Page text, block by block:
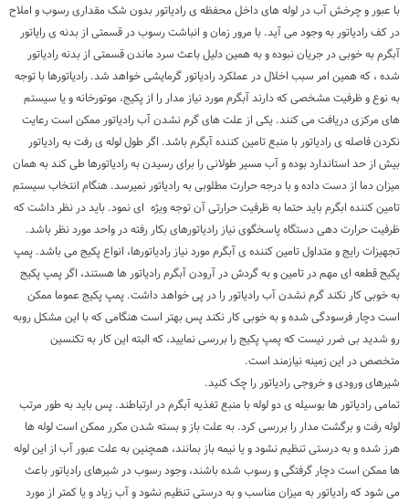
با عبور و چرخش آب در لوله های داخل محفظه ی رادیاتور بدون شک مقداری رسوب و املاح
در کف رادیاتور به وجود می آید. با مرور زمان و انباشت رسوب در قسمتی از بدنه ی رایاتور
آبگرم به خوبی در جریان نبوده و به همین دلیل باعث سرد ماندن قسمتی از بدنه رادیاتور
شده ، که همین امر سبب اخلال در عملکرد رادیاتور گرمایشی خواهد شد. رادیاتورها با توجه
به نوع و ظرفیت مشخصی که دارند آبگرم مورد نیاز مدار را از پکیج، موتورخانه و یا سیستم
های مرکزی دریافت می کنند. یکی از علت های گرم نشدن آب رادیاتور ممکن است رعایت
نکردن فاصله ی رادیاتور با منبع تامین کننده آبگرم باشد. اگر طول لوله ی رفت به رادیاتور
بیش از حد استاندارد بوده و آب مسیر طولانی را برای رسیدن به رادیاتورها طی کند به همان
میزان دما از دست داده و با درجه حرارت مطلوبی به رادیاتور نمیرسد. هنگام انتخاب سیستم
تامین کننده ابگرم باید حتما به ظرفیت حرارتی آن توجه ویژه ای نمود. باید در نظر داشت که
ظرفیت حرارت دهی دستگاه پاسخگوی نیاز رادیاتورهای بکار رفته در واحد مورد نظر باشد.
تجهیزات رایج و متداول تامین کننده ی آبگرم مورد نیاز رادیاتورها، انواع پکیج می باشد. پمپ
پکیج قطعه ای مهم در تامین و به گردش در آرودن آبگرم رادیاتور ها هستند، اگر پمپ پکیج
به خوبی کار نکند گرم نشدن آب رادیاتور را در پی خواهد داشت. پمپ پکیج عموما ممکن
است دچار فرسودگی شده و به خوبی کار نکند پس بهتر است هنگامی که با این مشکل روبه
رو شدید بی ضرر نیست که پمپ پکیج را بررسی نمایید، که البته این کار به تکنسین
متخصص در این زمینه نیازمند است.
شیرهای ورودی و خروجی رادیاتور را چک کنید.
تمامی رادیاتور ها بوسیله ی دو لوله با منبع تغذیه آبگرم در ارتباطند. پس باید به طور مرتب
لوله رفت و برگشت مدار را بررسی کرد. به علت باز و بسته شدن مکرر ممکن است لوله ها
هرز شده و به درستی تنظیم نشود و یا نیمه باز بمانند، همچنین به علت عبور آب از این لوله
ها ممکن است دچار گرفتگی و رسوب شده باشند، وجود رسوب در شیرهای رادیاتور باعث
می شود که رادیاتور به میزان مناسب و به درستی تنظیم نشود و آب زیاد و یا کمتر از مورد